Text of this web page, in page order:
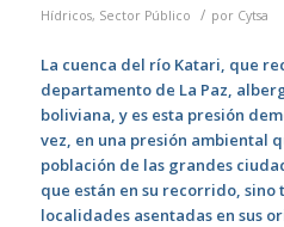
Hídricos, Sector Público / por Cytsa
La cuenca del río Katari, que
departamento de La Paz,
boliviana, y es esta presión
vez, en una presión ambiental
población de las grandes
que están en su recorrido, sino
localidades asentadas en sus